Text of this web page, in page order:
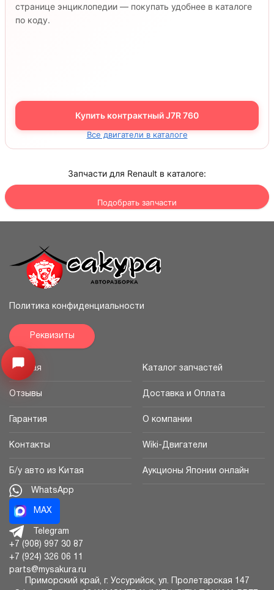
странице энциклопедии — покупать удобнее в каталоге
по коду.
Купить контрактный J7R 760
Все двигатели в каталоге
Запчасти для Renault в каталоге:
Подобрать запчасти
Узнайте цену запчасти -> Открыть меню
Политика конфиденциальности
Реквизиты
Главная Каталог запчастей
Отзывы Доставка и Оплата
Гарантия О компании
Контакты Wiki-Двигатели
Б/у авто из Китая Аукционы Японии онлайн
WhatsApp
MAX
Telegram
+7 (908) 997 30 87
+7 (924) 326 06 11
parts@mysakura.ru
Приморский край, г. Уссурийск, ул. Пролетарская 147